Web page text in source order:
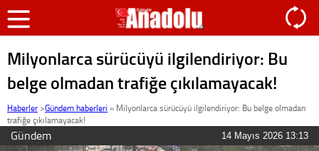
Milyonlarca sürücüyü ilgilendiriyor: Bu
belge olmadan trafiğe çıkılamayacak!
Haberler >Gündem haberleri » Milyonlarca sürücüyü ilgilendiriyor: Bu belge olmadan
trafiğe çıkılamayacak!
Gündem 14 Mayıs 2026 13:13